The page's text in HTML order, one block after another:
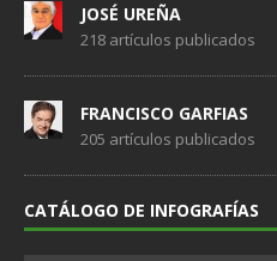
JOSÉ UREÑA
218 artículos publicados
FRANCISCO GARFIAS
205 artículos publicados
CATÁLOGO DE INFOGRAFÍAS